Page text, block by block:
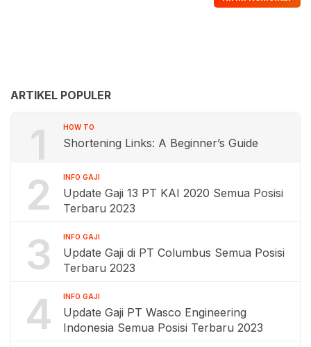
ARTIKEL POPULER
1 HOW TO
Shortening Links: A Beginner’s Guide
2 INFO GAJI
Update Gaji 13 PT KAI 2020 Semua Posisi
Terbaru 2023
3 INFO GAJI
Update Gaji di PT Columbus Semua Posisi
Terbaru 2023
4 INFO GAJI
Update Gaji PT Wasco Engineering
Indonesia Semua Posisi Terbaru 2023